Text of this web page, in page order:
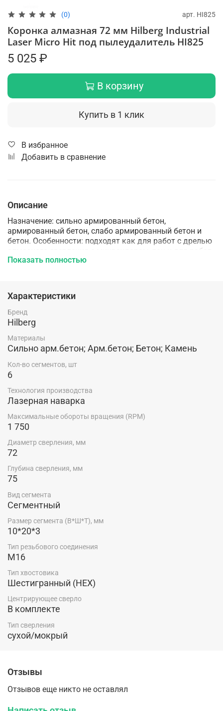
(0) арт. HI825
Коронка алмазная 72 мм Hilberg Industrial
Laser Micro Hit под пылеудалитель HI825
5 025 ₽
В корзину
Купить в 1 клик
В избранное
Добавить в сравнение
Описание
Назначение: сильно армированный бетон,
армированный бетон, слабо армированный бетон и
бетон. Особенности: подходят как для работ с дрелью
алмазного сверления с микроударом, так и для работ
с перфоратором в безударном режиме сверления.
производства: лазерная наварка
Показать полностью
Характеристики
Бренд
Hilberg
Материалы
Сильно арм.бетон; Арм.бетон; Бетон; Камень
Кол-во сегментов, шт
6
Технология производства
Лазерная наварка
Максимальные обороты вращения (RPM)
1 750
Диаметр сверления, мм
72
Глубина сверления, мм
75
Вид сегмента
Сегментный
Размер сегмента (В*Ш*Т), мм
10*20*3
Тип резьбового соединения
М16
Тип хвостовика
Шестигранный (HEX)
Центрирующее сверло
В комплекте
Тип сверления
сухой/мокрый
Отзывы
Отзывов еще никто не оставлял